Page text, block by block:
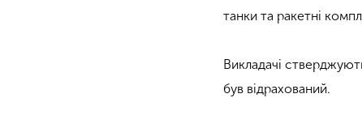
танки та ракетні
Викладачі
був відрахований.